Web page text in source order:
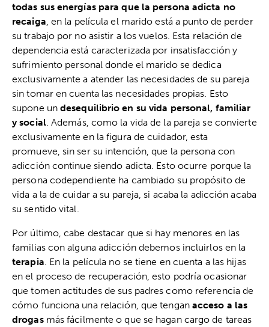
todas sus energías para que la persona adicta no
recaiga, en la película el marido está a punto de perder
su trabajo por no asistir a los vuelos. Esta relación de
dependencia está caracterizada por insatisfacción y
sufrimiento personal donde el marido se dedica
exclusivamente a atender las necesidades de su pareja
sin tomar en cuenta las necesidades propias. Esto
supone un desequilibrio en su vida personal, familiar
y social. Además, como la vida de la pareja se convierte
exclusivamente en la figura de cuidador, esta
promueve, sin ser su intención, que la persona con
adicción continue siendo adicta. Esto ocurre porque la
persona codependiente ha cambiado su propósito de
vida a la de cuidar a su pareja, si acaba la adicción acaba
su sentido vital.
Por último, cabe destacar que si hay menores en las
familias con alguna adicción debemos incluirlos en la
terapia. En la película no se tiene en cuenta a las hijas
en el proceso de recuperación, esto podría ocasionar
que tomen actitudes de sus padres como referencia de
cómo funciona una relación, que tengan acceso a las
drogasmás fácilmente o que se hagan cargo de tareas